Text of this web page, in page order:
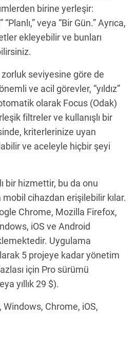
birine yerleşir:
“Planlı,” veya “Bir Gün.” Ayrıca,
ekleyebilir ve bunları
seviyesine göre de
ve acil görevler, “yıldız”
olarak Focus (Odak)
filtreler ve kullanışlı bir
kriterlerinize uyan
ve aceleyle hiçbir şeyi
bir hizmettir, bu da onu
cihazdan erişilebilir kılar.
Chrome, Mozilla Firefox,
iOS ve Android
Uygulama
5 projeye kadar yönetim
için Pro sürümü
yıllık 29 $).
Windows, Chrome, iOS,